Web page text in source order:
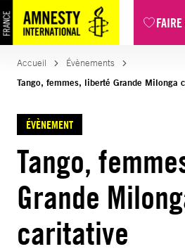
Accueil
Évènements
Tango, femmes, liberté Grande Milonga
ÉVÈNEMENT
Tango,
Grande
caritative